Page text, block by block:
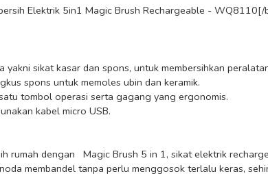
Elektrik 5in1 Magic Brush Rechargeable - WQ8110[/
rumah dengan   Magic Brush 5 in 1, sikat elektrik
membandel tanpa perlu menggosok terlalu keras,